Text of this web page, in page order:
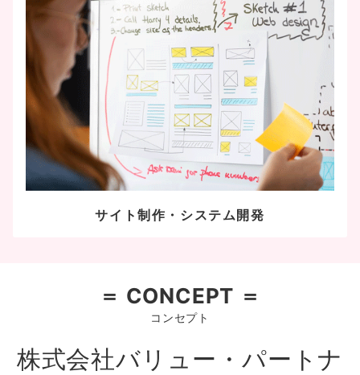
サイト制作・システム開発
＝ CONCEPT ＝
コンセプト
株式会社バリュー・パートナ